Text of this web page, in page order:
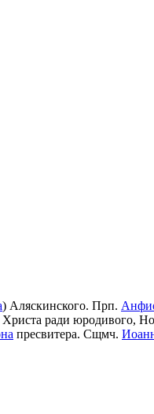
) Аляскинского. Прп.
ради юродивого,
пресвитера. Сщмч.